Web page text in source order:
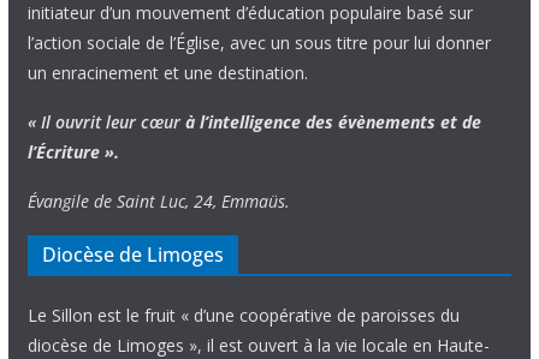
initiateur d’un mouvement d’éducation populaire basé sur
l’action sociale de l’Église, avec un sous titre pour lui donner
un enracinement et une destination.
« Il ouvrit leur cœur à l’intelligence des évènements et de
l’Écriture ».
Évangile de Saint Luc, 24, Emmaüs.
Diocèse de Limoges
Le Sillon est le fruit « d’une coopérative de paroisses du
diocèse de Limoges », il est ouvert à la vie locale en Haute-